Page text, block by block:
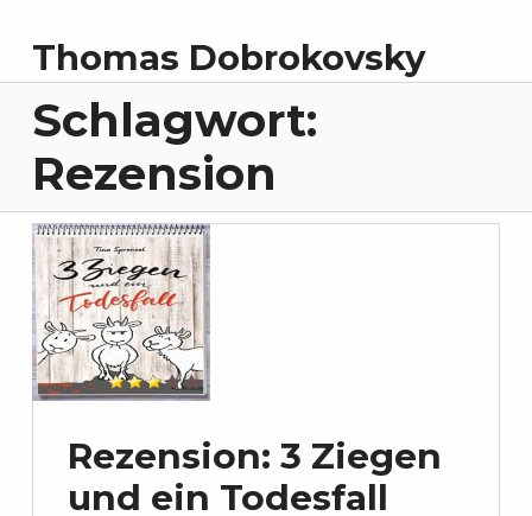
Thomas Dobrokovsky
Schlagwort:
Rezension
Rezension: 3 Ziegen
und ein Todesfall